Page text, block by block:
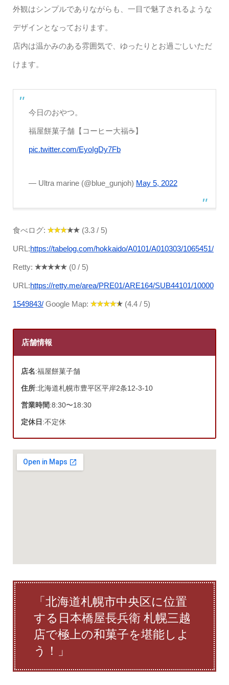
外観はシンプルでありながらも、一目で魅了されるような
デザインとなっております。
店内は温かみのある雰囲気で、ゆったりとお過ごしいただ
けます。
今日のおやつ。
福屋餅菓子舗【コーヒー大福☕】
pic.twitter.com/EyoIgDy7Fb
— Ultra marine (@blue_gunjoh) May 5, 2022
食べログ: (3.3 / 5)
URL:https://tabelog.com/hokkaido/A0101/A010303/1065451/
Retty: (0 / 5)
URL:https://retty.me/area/PRE01/ARE164/SUB44101/10000
1549843/Google Map: (4.4 / 5)
店舗情報
店名:福屋餅菓子舗
住所:北海道札幌市豊平区平岸2条12-3-10
営業時間:8:30〜18:30
定休日 :不定休
「北海道札幌市中央区に位置
する日本橋屋長兵衛 札幌三越
店で極上の和菓子を堪能しよ
う！」